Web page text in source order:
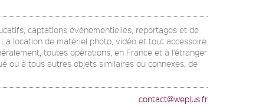
captations évènementielles, reportages et de
location de matériel photo, vidéo et tout accessoire
toutes opérations, en France et à l'étranger
ou à tous autres objets similaires ou connexes, de
contact@weplus.fr